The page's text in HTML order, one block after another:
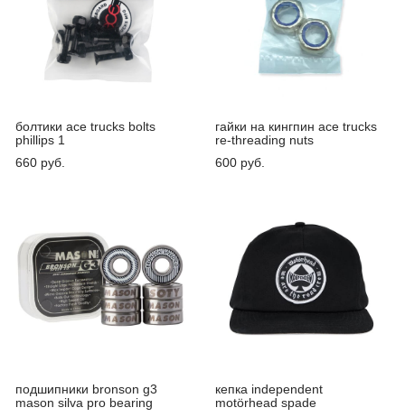
болтики ace trucks bolts
phillips 1
660 pуб.
гайки на кингпин ace trucks
re-threading nuts
600 pуб.
подшипники bronson g3
mason silva pro bearing
кепка independent
motörhead spade